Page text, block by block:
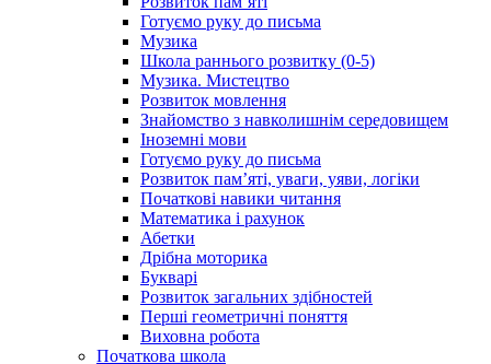
Готуємо руку до письма
Музика
Школа раннього розвитку (0-5)
Музика. Мистецтво
Розвиток мовлення
Знайомство з навколишнім середовищем
Іноземні мови
Готуємо руку до письма
Розвиток пам’яті, уваги, уяви, логіки
Початкові навики читання
Математика і рахунок
Абетки
Дрібна моторика
Букварі
Розвиток загальних здібностей
Перші геометричні поняття
Виховна робота
Початкова школа